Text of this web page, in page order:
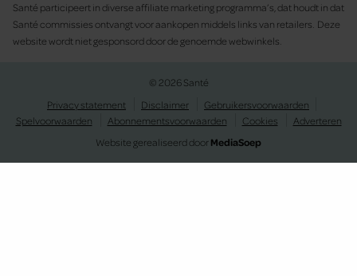
Santé participeert in diverse affiliate marketing programma’s, dat houdt in dat
Santé commissies ontvangt voor aankopen middels links van retailers. Deze
website wordt niet gesponsord door de genoemde webwinkels.
© 2026 Santé
Privacy statement
Disclaimer
Gebruikersvoorwaarden
Spelvoorwaarden
Abonnementsvoorwaarden Cookies
Adverteren
Website gerealiseerd doorMediaSoep